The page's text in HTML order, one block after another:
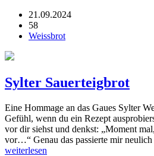
21.09.2024
58
Weissbrot
Sylter Sauerteigbrot
Eine Hommage an das Gaues Sylter
Gefühl, wenn du ein Rezept
vor dir siehst und denkst: „Moment
vor…“ Genau das passierte mir neulich
weiterlesen